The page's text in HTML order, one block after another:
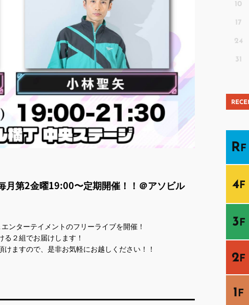
第2金曜19:00〜定期開催！！＠アソビル
ンターテイメントのフリーライブを開催！
２組でお届けします！
ますので、是非お気軽にお越しください！！
10
17
24
31
R F
4F
3 F
2F
1 F